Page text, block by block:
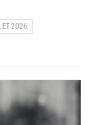
2026